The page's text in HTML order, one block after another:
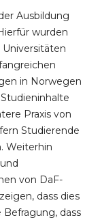
Ausbildung
wurden
in Norwegen
Praxis von
Studierende
Weiterhin
von DaF-
dass dies
Befragung, dass